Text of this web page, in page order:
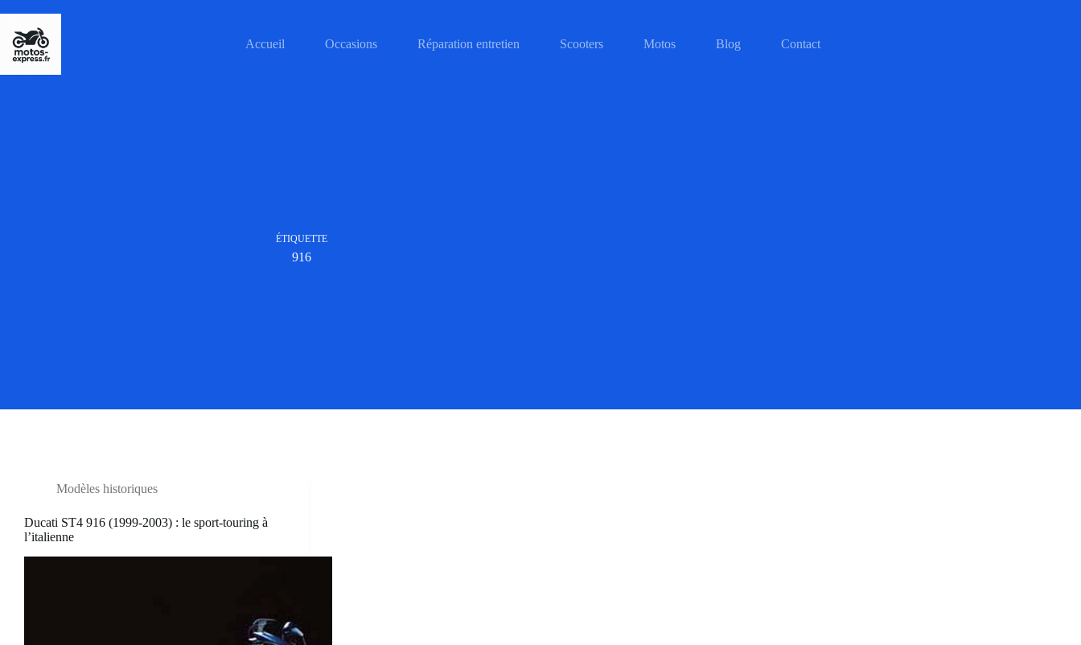
contenu
Accueil Occasions Réparation entretien Scooters Motos Blog Contact
ÉTIQUETTE
916
Modèles historiques
Ducati ST4 916 (1999-2003) : le sport-touring à
l’italienne